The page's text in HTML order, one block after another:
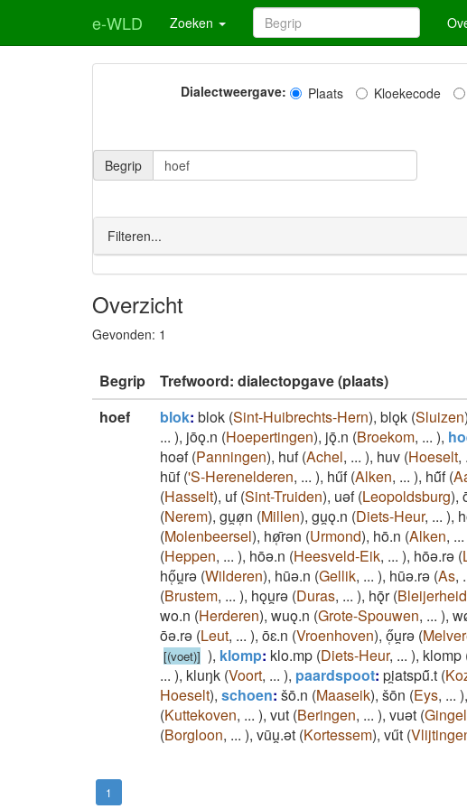
e-WLD Zoeken
Dialectweergave: Plaats Kloekecode
Begrip
Filteren...
Overzicht
Gevonden: 1
Begrip Trefwoord: dialectopgave (plaats)
hoef
blok: blok (Sint-Huibrechts-Hern), blǫk (Sluizen)
... ), jōǫ.n (Hoepertingen), jǭ.n (Broekom, ... ),
hoǝf(Panningen), huf(Achel, ... ), huv (Hoeselt,
hūf('S-Herenelderen, ... ), hűf(Alken, ... ), hű̄f(
(Hasselt), uf(Sint-Truiden), uǝf(Leopoldsburg),
(Nerem), gu̯ø̜n (Millen), gu̯ǫ.n (Diets-Heur, ... ),
(Molenbeersel), hø̜̄rǝn (Urmond), hō.n (Alken, ...
(Heppen, ... ), hōǝ.n (Heesveld-Eik, ... ), hōǝ.rǝ (
hő̜u̯rǝ (Wilderen), hūǝ.n (Gellik, ... ), hūǝ.rǝ (As,
(Brustem, ... ), hǫu̯rǝ (Duras, ... ), hǭr(
wo.n (Herderen), wuǫ.n (Grote-Spouwen, ... ),
ōǝ.rǝ (Leut, ... ), ōɛ.n (Vroenhoven), ő̜u̯rǝ (
[(voet)] ), klomp: klo.mp (Diets-Heur, ... ), klomp
... ), kluŋk (Voort, ... ), paardspoot: pi̯atspű̄.t (
Hoeselt), schoen: šō.n (Maaseik), šōn (Eys, ... ),
(Kuttekoven, ... ), vut (Beringen, ... ), vuǝt (
(Borgloon, ... ), vūu̯.ǝt (Kortessem), vűt (
1